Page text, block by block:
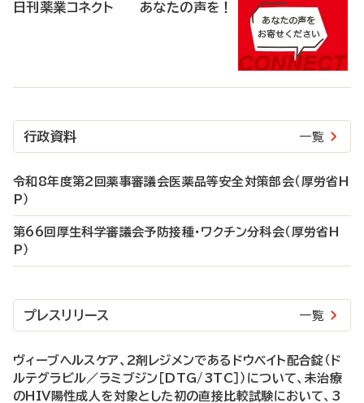
日刊薬業コネクト あなたの声を！
行政資料 一覧
令和8年度第2回薬事審議会医薬品等安全対策部会（厚労省H
P）
第66回厚生科学審議会予防接種・ワクチン分科会（厚労省H
P）
プレスリリース 一覧
ヴィーブヘルスケア、2剤レジメンであるドウベイト配合錠（ド
ルテグラビル／ラミブジン［DTG/3TC］）について、未治療
のHIV陽性成人を対象とした初の直接比較試験において、3